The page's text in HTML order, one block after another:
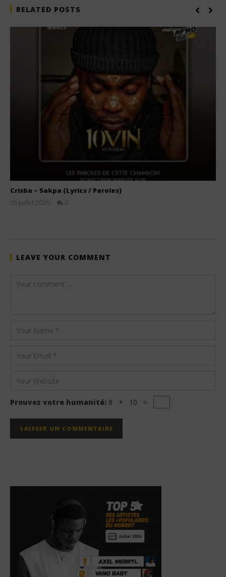
RELATED POSTS
Crisba – Sakpa (Lyrics / Paroles)
26 juillet 2026
0
LEAVE YOUR COMMENT
Prouvez votre humanité: 8 + 10 =